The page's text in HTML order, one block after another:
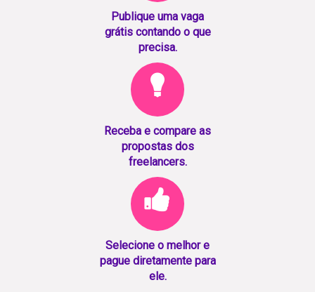
Publique uma vaga
grátis contando o que
precisa.
Receba e compare as
propostas dos
freelancers.
Selecione o melhor e
pague diretamente para
ele.